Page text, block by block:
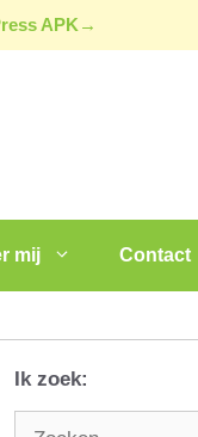
APK→
mij Contact
Ik zoek: